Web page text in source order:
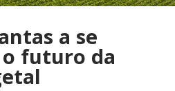
a se
futuro da